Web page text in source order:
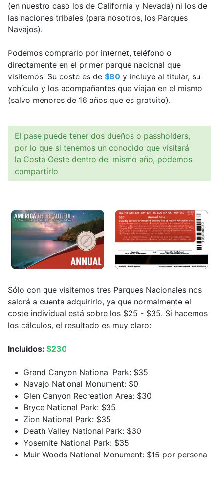
(en nuestro caso los de California y Nevada) ni los de
las naciones tribales (para nosotros, los Parques
Navajos).
Podemos comprarlo por internet, teléfono o
directamente en el primer parque nacional que
visitemos. Su coste es de $80 y incluye al titular, su
vehículo y los acompañantes que viajan en el mismo
(salvo menores de 16 años que es gratuito).
El pase puede tener dos dueños o passholders,
por lo que si tenemos un conocido que visitará
la Costa Oeste dentro del mismo año, podemos
compartirlo
Sólo con que visitemos tres Parques Nacionales nos
saldrá a cuenta adquirirlo, ya que normalmente el
coste individual está sobre los $25 - $35. Si hacemos
los cálculos, el resultado es muy claro:
Incluidos: $230
Grand Canyon National Park: $35
Navajo National Monument: $0
Glen Canyon Recreation Area: $30
Bryce National Park: $35
Zion National Park: $35
Death Valley National Park: $30
Yosemite National Park: $35
Muir Woods National Monument: $15 por persona